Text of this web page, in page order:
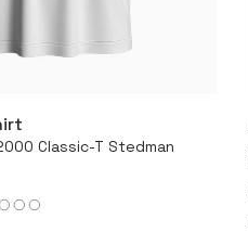
Classic-T Stedman